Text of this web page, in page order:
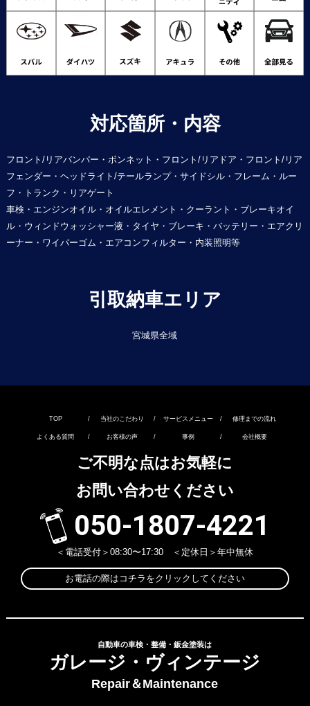
対応箇所・内容
フロント/リアバンパー・ボンネット・フロント/リアドア・フロント/リア
フェンダー・ヘッドライト/テールランプ・サイドシル・フレーム・ルー
フ・トランク・リアゲート
車検・エンジンオイル・オイルエレメント・クーラント・ブレーキオイ
ル・ウィンドウォッシャー液・タイヤ・ブレーキ・バッテリー・エアクリ
ーナー・ワイパーゴム・エアコンフィルター・内装照明等
引取納車エリア
宮城県全域
TOP / 当社のこだわり / サービスメニュー / 修理までの流れ
よくある質問 / お客様の声 / 事例 / 会社概要
ご不明な点はお気軽に
お問い合わせください
050-1807-4221
＜電話受付＞08:30〜17:30 ＜定休日＞年中無休
お電話の際はコチラをクリックしてください
自動車の車検・整備・鈑金塗装は
ガレージ・ヴィンテージ
Repair＆Maintenance